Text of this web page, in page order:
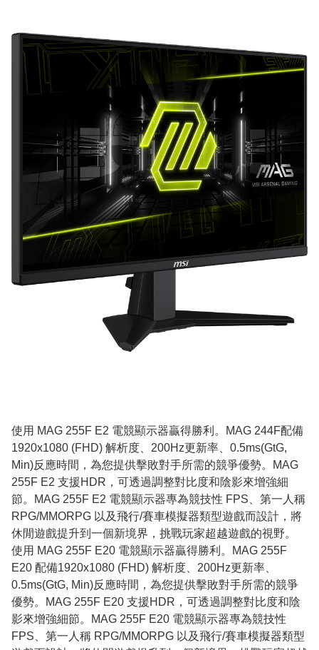
使用 MAG 255F E2 電競顯示器贏得勝利。MAG 244F配備
1920x1080 (FHD) 解析度、200Hz更新率、0.5ms(GtG,
Min)反應時間，為您提供擊敗對手所需的競爭優勢。MAG
255F E2 支援HDR，可透過調整對比度和陰影來增強細
節。MAG 255F E2 電競顯示器專為競技性 FPS、第一人稱
RPG/MMORPG 以及飛行/賽車模擬器類型遊戲而設計，將
休閒遊戲提升到一個新境界，挑戰玩家超越遊戲的視野。
使用 MAG 255F E20 電競顯示器贏得勝利。MAG 255F
E20 配備1920x1080 (FHD) 解析度、200Hz更新率、
0.5ms(GtG, Min)反應時間，為您提供擊敗對手所需的競爭
優勢。MAG 255F E20 支援HDR，可透過調整對比度和陰
影來增強細節。MAG 255F E20 電競顯示器專為競技性
FPS、第一人稱 RPG/MMORPG 以及飛行/賽車模擬器類型